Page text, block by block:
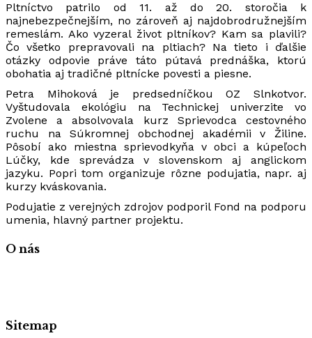
Pltníctvo patrilo od 11. až do 20. storočia k
najnebezpečnejším, no zároveň aj najdobrodružnejším
remeslám. Ako vyzeral život pltníkov? Kam sa plavili?
Čo všetko prepravovali na pltiach? Na tieto i ďalšie
otázky odpovie práve táto pútavá prednáška, ktorú
obohatia aj tradičné pltnícke povesti a piesne.
Petra Mihoková je predsedníčkou OZ Slnkotvor.
Vyštudovala ekológiu na Technickej univerzite vo
Zvolene a absolvovala kurz Sprievodca cestovného
ruchu na Súkromnej obchodnej akadémii v Žiline.
Pôsobí ako miestna sprievodkyňa v obci a kúpeľoch
Lúčky, kde sprevádza v slovenskom aj anglickom
jazyku. Popri tom organizuje rôzne podujatia, napr. aj
kurzy kváskovania.
Podujatie z verejných zdrojov podporil Fond na podporu
umenia, hlavný partner projektu.
O nás
Sitemap